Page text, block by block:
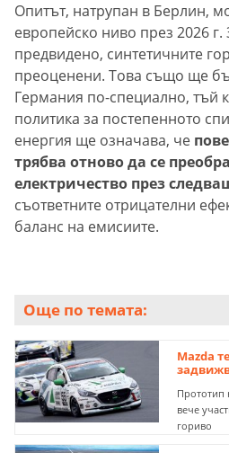
Опитът, натрупан в Берлин,
европейско ниво през 2026 г.
предвидено, синтетичните
преоценени. Това също ще
Германия по-специално, тъй
политика за постепенното
енергия ще означава, че
трябва отново да се
електричество през
съответните отрицателни
баланс на емисиите.
Още по темата:
Mazda
Прототип
вече
гориво